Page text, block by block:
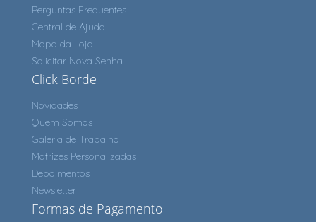
Perguntas Frequentes
Central de Ajuda
Mapa da Loja
Solicitar Nova Senha
Click Borde
Novidades
Quem Somos
Galeria de Trabalho
Matrizes Personalizadas
Depoimentos
Newsletter
Formas de Pagamento